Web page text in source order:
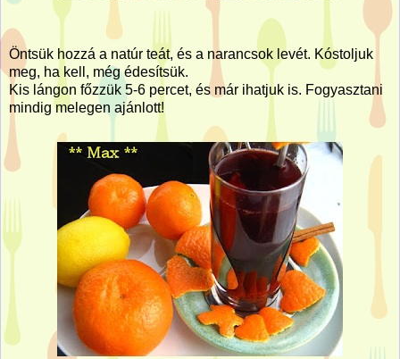
Öntsük hozzá a natúr teát, és a narancsok levét. Kóstoljuk
meg, ha kell, még édesítsük.
Kis lángon főzzük 5-6 percet, és már ihatjuk is. Fogyasztani
mindig melegen ajánlott!